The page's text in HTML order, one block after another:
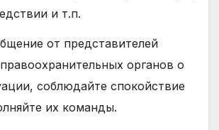
и т.п.
от представителей
органов о
соблюдайте спокойствие
их команды.